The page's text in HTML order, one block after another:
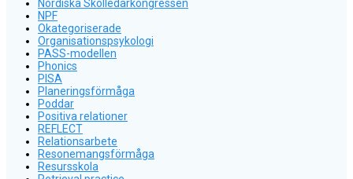
Nordiska Skolledarkongressen
NPF
Okategoriserade
Organisationspsykologi
PASS-modellen
Phonics
PISA
Planeringsförmåga
Poddar
Positiva relationer
REFLECT
Relationsarbete
Resonemangsförmåga
Resursskola